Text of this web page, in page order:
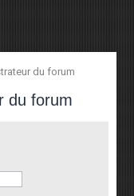
du forum
du forum